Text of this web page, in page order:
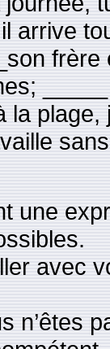
arrive
la
une
avec
n’êtes